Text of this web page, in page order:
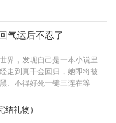
照顾儿子罢了。”酒会当
住男人脖子，甜腻腻唤了
揽过纤腰，谣言不攻自破。
有样貌。盛沐沐：你管高考
她开花店，网红竞相打卡，
，登上财经杂志年度榜单。
亲妈胜似亲妈。恶毒婆婆：
去跳广场舞？—直到某天夜
表面夫妻。”男人眼眸微
气运后不忍了
界，发现自己是一本小说里
走到真千金回归，她即将被
、不得好死一键三连在等
上求生综艺，别人求生，她
可乐配枸杞。新晋顶流煲鸡
礼物）